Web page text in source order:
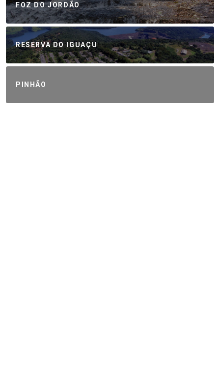
FOZ DO JORDÃO
RESERVA DO IGUAÇU
PINHÃO